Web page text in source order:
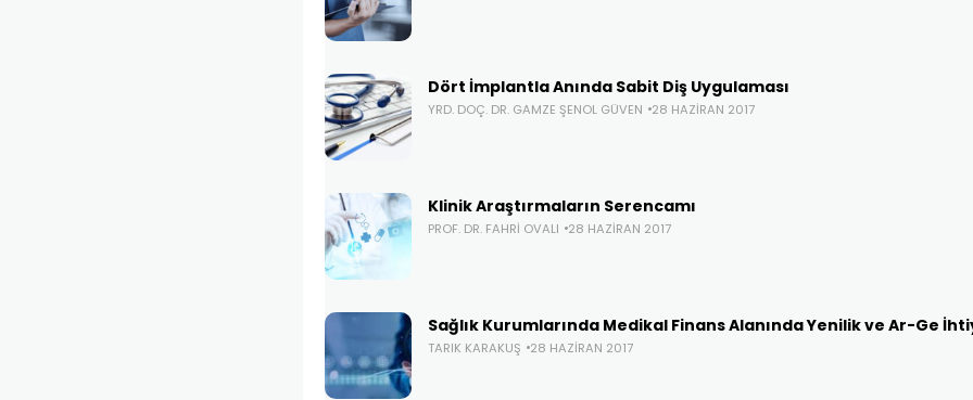
Dört İmplantla Anında Sabit Diş Uygulaması
YRD. DOÇ. DR. GAMZE ŞENOL GÜVEN 28 HAZIRAN 2017
Klinik Araştırmaların Serencamı
PROF. DR. FAHRI OVALI 28 HAZIRAN 2017
Sağlık Kurumlarında Medikal Finans Alanında Yenilik ve Ar-Ge
TARIK KARAKUŞ 28 HAZIRAN 2017